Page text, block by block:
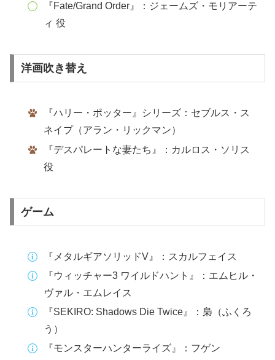
『Fate/Grand Order』：ジェームズ・モリアーテ
ィ 役
洋画吹き替え
『ハリー・ポッター』シリーズ：セブルス・ス
ネイプ（アラン・リックマン）
『デスパレートな妻たち』：カルロス・ソリス
役
ゲーム
『メタルギアソリッドV』：スカルフェイス
『ウィッチャー3 ワイルドハント』：エムヒル・
ヴァル・エムレイス
『SEKIRO: Shadows Die Twice』：梟（ふくろ
う）
『モンスターハンターライズ』：フゲン